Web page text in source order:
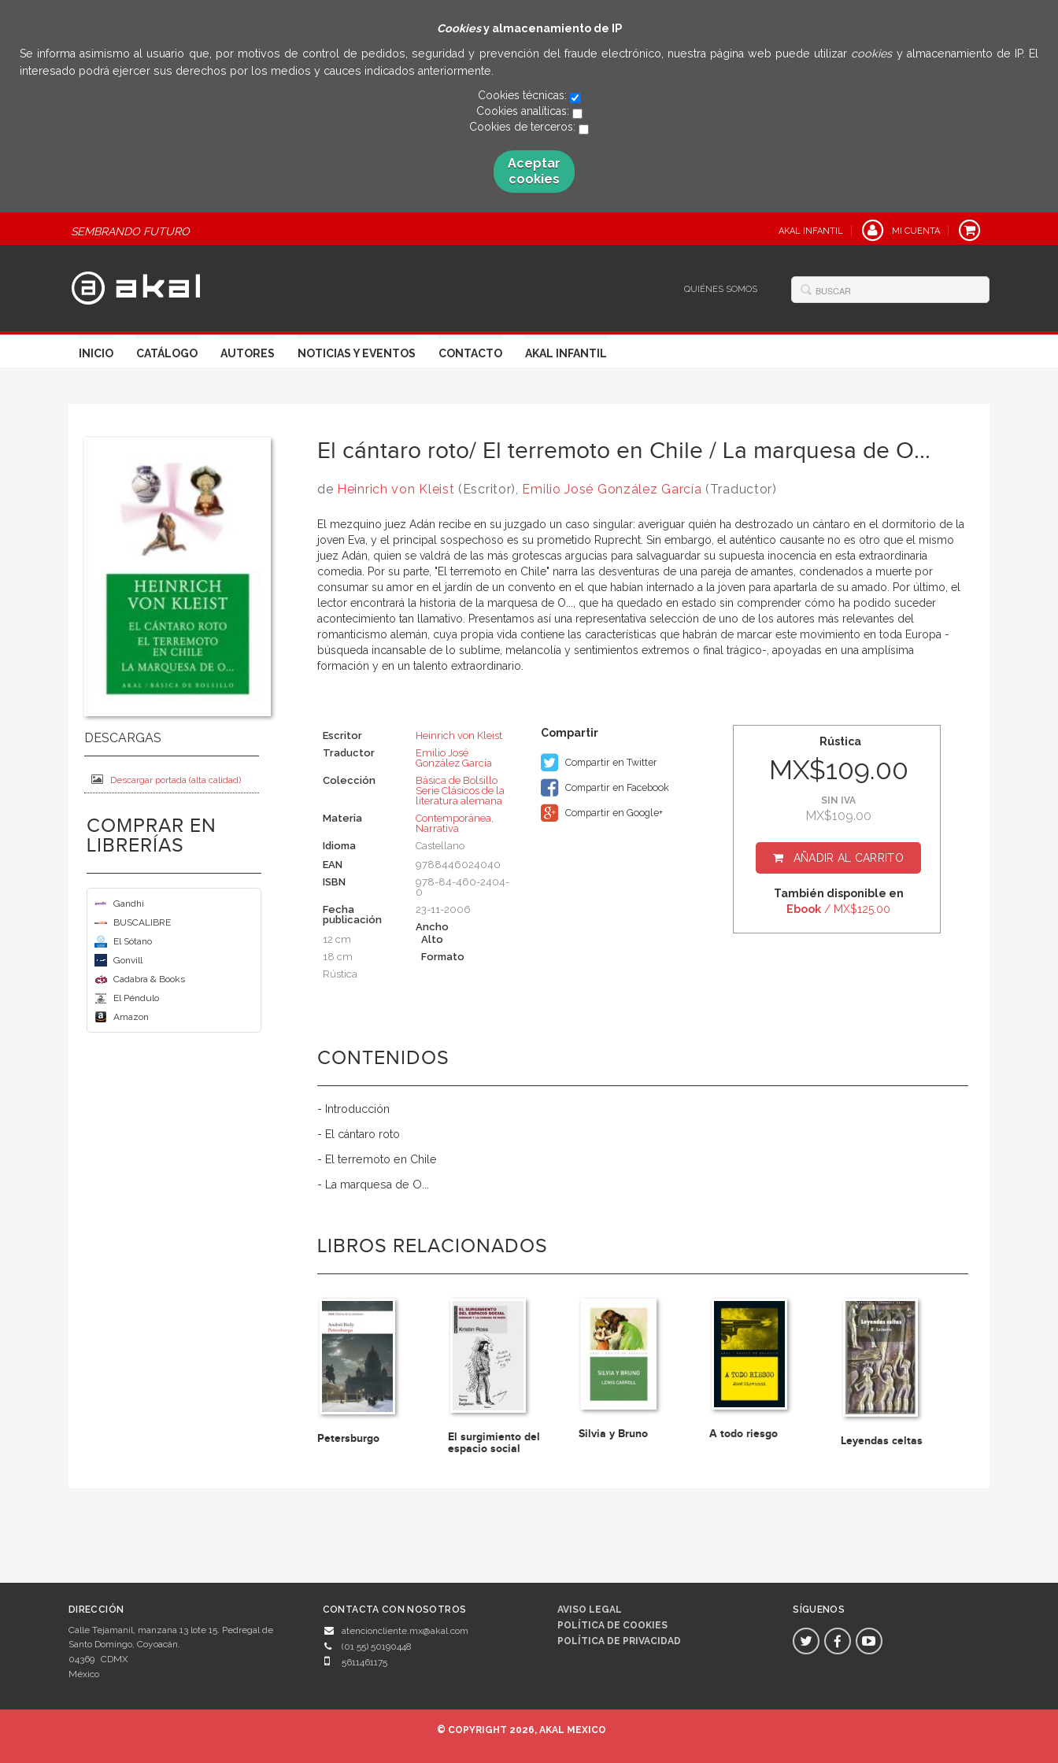
Cookiesy almacenamiento de IP
Se informa asimismo al usuario que, por motivos de control de pedidos, seguridad y prevención del fraude electrónico, nuestra página web puede utilizar cookies y almacenamiento de IP. El
interesado podrá ejercer sus derechos por los medios y cauces indicados anteriormente.
Cookies técnicas:
Cookies analíticas:
Cookies de terceros:
Aceptar
cookies
SEMBRANDO FUTURO AKAL INFANTIL MI CUENTA
QUIÉNES SOMOS
INICIO CATÁLOGO AUTORES NOTICIAS Y EVENTOS CONTACTO AKAL INFANTIL
Descargar portada (alta calidad)
COMPRAR EN
LIBRERÍAS
Gandhi
BUSCALIBRE
El Sótano
Gonvill
Cadabra & Books
El Péndulo
Amazon
El cántaro roto/ El terremoto en Chile / La marquesa de O...
de Heinrich von Kleist (Escritor), Emilio José González García (Traductor)
El mezquino juez Adán recibe en su juzgado un caso singular: averiguar quién ha destrozado un cántaro en el dormitorio de la
joven Eva, y el principal sospechoso es su prometido Ruprecht. Sin embargo, el auténtico causante no es otro que el mismo
juez Adán, quien se valdrá de las más grotescas argucias para salvaguardar su supuesta inocencia en esta extraordinaria
comedia. Por su parte, "El terremoto en Chile" narra las desventuras de una pareja de amantes, condenados a muerte por
consumar su amor en el jardín de un convento en el que habían internado a la joven para apartarla de su amado. Por último, el
lector encontrará la historia de la marquesa de O..., que ha quedado en estado sin comprender cómo ha podido suceder
acontecimiento tan llamativo. Presentamos así una representativa selección de uno de los autores más relevantes del
romanticismo alemán, cuya propia vida contiene las características que habrán de marcar este movimiento en toda Europa -
búsqueda incansable de lo sublime, melancolía y sentimientos extremos o final trágico-, apoyadas en una amplísima
formación y en un talento extraordinario.
Escritor
Heinrich von Kleist
Traductor
Emilio José
González García
Colección
Básica de Bolsillo 
Serie Clásicos de la
literatura alemana
Materia
Contemporánea,
Narrativa
Idioma
Castellano
EAN
9788446024040
ISBN
978-84-460-2404-
0
Fecha
publicación
23-11-2006
Ancho
12 cm
Alto
18 cm
Formato
Rústica
Compartir en Twitter
Compartir en Facebook
Compartir en Google+
Rústica
MX$109.00
SIN IVA
MX$109.00
AÑADIR AL CARRITO
También disponible en
Ebook / MX$125.00
CONTENIDOS
- Introducción
- El cántaro roto
- El terremoto en Chile
- La marquesa de O...
LIBROS RELACIONADOS
Petersburgo
El surgimiento del
espacio social
Silvia y Bruno A todo riesgo
Leyendas celtas
DIRECCIÓN
Calle Tejamanil, manzana 13 lote 15. Pedregal de
Santo Domingo, Coyoacán.
04369 CDMX
México
CONTACTA CON NOSOTROS
atencioncliente.mx@akal.com
(01 55) 50190448
5611461175
AVISO LEGAL
POLÍTICA DE COOKIES
POLÍTICA DE PRIVACIDAD
SÍGUENOS
© COPYRIGHT 2026, AKAL MEXICO